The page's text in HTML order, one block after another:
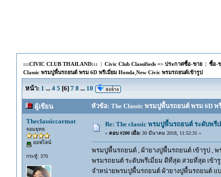
:::CIVIC CLUB THAILAND::: | Civic Club Classifieds => ประกาศซื้อ-ขาย| ซื้อ-
Classic พรมปูพื้นรถยนต์ พรม 6D พรีเมี่ยม Honda ฺNew Civic พรมรถยนต์เข้ารูป
หน้า: 1 ... 4 5 [6] 7 8 ... 10
ผู้เขียน หัวข้อ: The Classic พรมปูพื้นรถยนต์ พรม 6D พ
Theclassiccarmat
จอมยุทธ
ออฟไลน์
กระทู้: 370
Re: The classic พรมปูพื้นรถยนต์ ระดับพรี
« ตอบ #200 เมื่อ:30 มีนาคม 2018, 11:52:31 »
พรมปูพื้นรถยนต์ , ผ้ายางปูพื้นรถยนต์ เข้ารูป , พ
พรมรถยนต์ ระดับพรีเมี่ยม ดีที่สุด สวยที่สุด เข้ารู
จำหน่ายพรมปูพื้นรถยนต์ ผ้ายางปูพื้นรถยนต์ แบบ